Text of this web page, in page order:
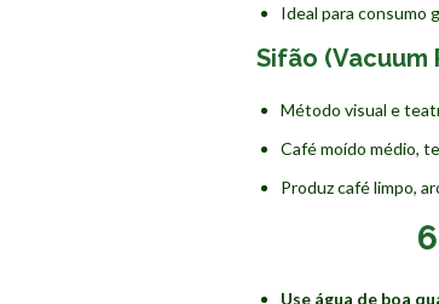
Ideal para consumo
Sifão (Vacuum
Método visual e
Café moído médio,
Produz café limpo,
Use água de boa